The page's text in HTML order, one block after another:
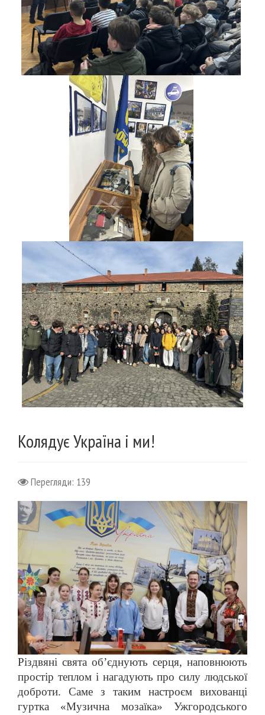
Колядує Україна і ми!
Перегляди: 139
Різдвяні свята об’єднують серця, наповнюють
простір теплом і нагадують про силу людської
доброти. Саме з таким настроєм вихованці
гуртка «Музична мозаїка» Ужгородського